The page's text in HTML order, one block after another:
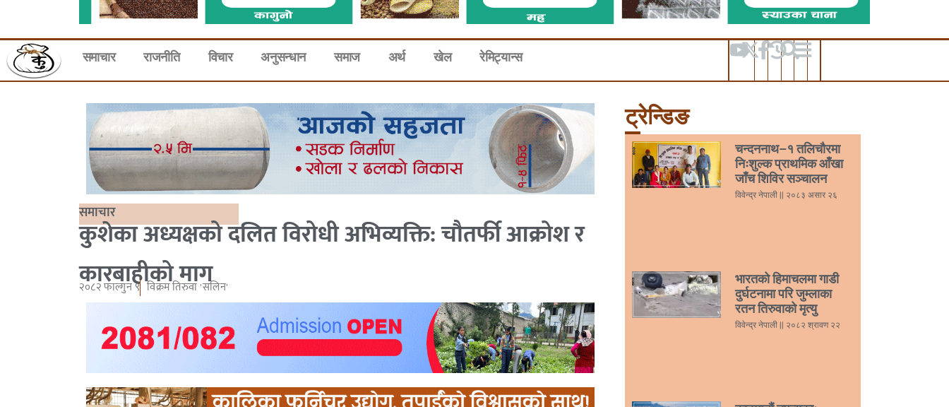
समाचार राजनीति विचार अनुसन्धान समाज अर्थ खेल रेमिट्यान्स
समाचार
कुशेका अध्यक्षको दलित विरोधी अभिव्यक्ति: चौतर्फी आक्रोश र
कारबाहीको माग
२०८२ फाल्गुन ९ विक्रम तिरुवा 'सलिन'
ट्रेन्डिङ
चन्दननाथ–१ तलिचौरमा
निःशुल्क प्राथमिक आँखा
जाँच शिविर सञ्चालन
विवेन्द्र नेपाली २०८३ असार २६
भारतको हिमाचलमा गाडी
दुर्घटनामा परि जुम्लाका
रतन तिरुवाको मृत्यु
विवेन्द्र नेपाली २०८२ श्रावण २२